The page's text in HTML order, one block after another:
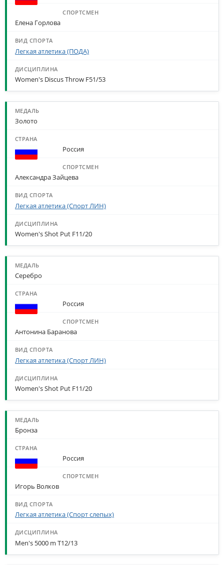
Елена Горлова
Легкая атлетика (ПОДА)
Women's Discus Throw F51/53
Золото
Россия
Александра Зайцева
Легкая атлетика (Спорт ЛИН)
Women's Shot Put F11/20
Серебро
Россия
Антонина Баранова
Легкая атлетика (Спорт ЛИН)
Women's Shot Put F11/20
Бронза
Россия
Игорь Волков
Легкая атлетика (Спорт слепых)
Men's 5000 m T12/13